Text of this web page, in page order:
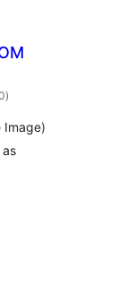
total
de
)
Image)